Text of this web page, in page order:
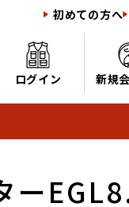
初めての方へ
ログイン 新規
ー